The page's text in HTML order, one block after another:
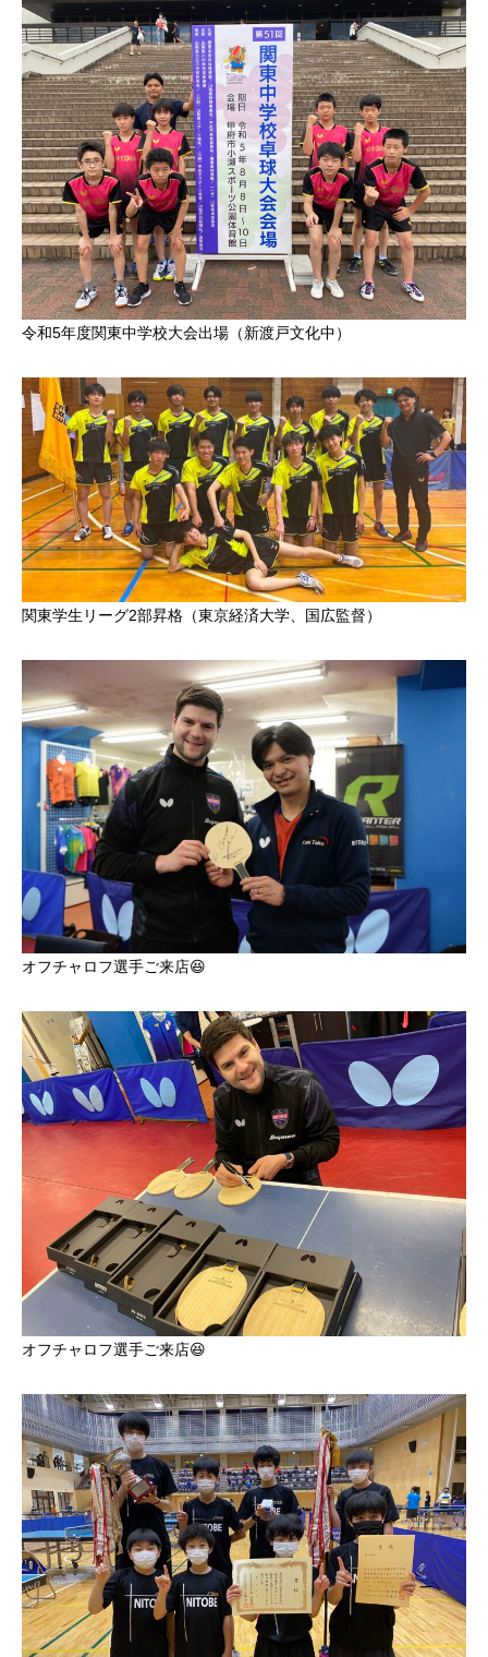
令和5年度関東中学校大会出場（新渡戸文化中）
関東学生リーグ2部昇格（東京経済大学、国広監督）
オフチャロフ選手ご来店😆
オフチャロフ選手ご来店😆